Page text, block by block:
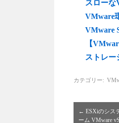
スロー
VMware
VMware
【
ストレー
カテゴリー:
← ESXiのシス
ーム VMware